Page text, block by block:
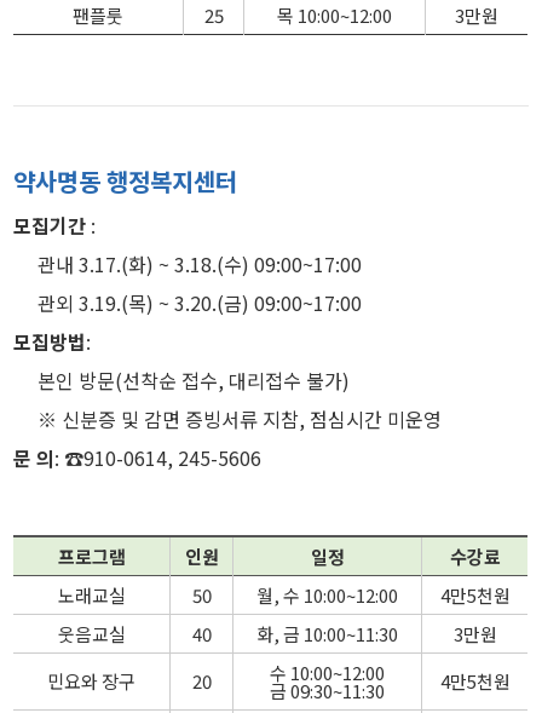
팬플룻
25 목 10:00~12:00 3만원
약사명동 행정복지센터
모집기간 :
관내 3.17.(화) ~ 3.18.(수) 09:00~17:00
관외 3.19.(목) ~ 3.20.(금) 09:00~17:00
모집방법:
본인 방문(선착순 접수, 대리접수 불가)
※ 신분증 및 감면 증빙서류 지참, 점심시간 미운영
문 의: ☎910-0614, 245-5606
프로그램 인원 일정
수강료
노래교실
50 월, 수 10:00~12:00
4만5천원
웃음교실
40 화, 금 10:00~11:30
3만원
민요와 장구
20 수 10:00~12:00
금 09:30~11:30
4만5천원